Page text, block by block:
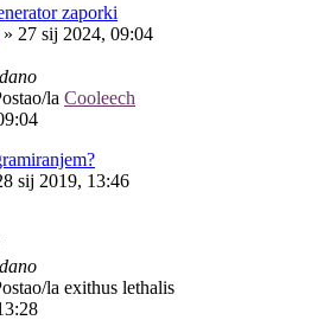
zaporki
» 27 sij 2024, 09:04
la Cooleech
sij 2019, 13:46
la exithus lethalis